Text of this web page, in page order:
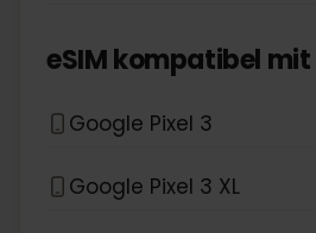
eSIM kompatibel mit
Google Pixel 3
Google Pixel 3 XL